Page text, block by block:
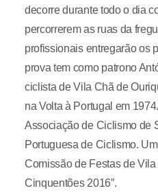
decorre durante todo o dia
percorrerem as ruas da
profissionais entregarão os
prova tem como patrono
ciclista de Vila Chã de
na Volta à Portugal em
Associação de Ciclismo de
Portuguesa de Ciclismo.
Comissão de Festas de Vila
Cinquentões 2016”.